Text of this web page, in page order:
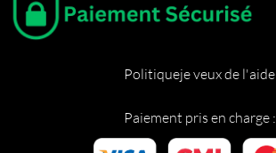
Paiement pris en charge :
Politiqueje veux de l'aide